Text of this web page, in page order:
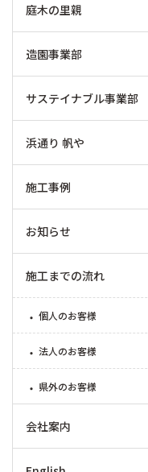
庭木の里親
造園事業部
サステイナブル事業部
浜通り 帆や
施工事例
お知らせ
施工までの流れ
個人のお客様
法人のお客様
県外のお客様
会社案内